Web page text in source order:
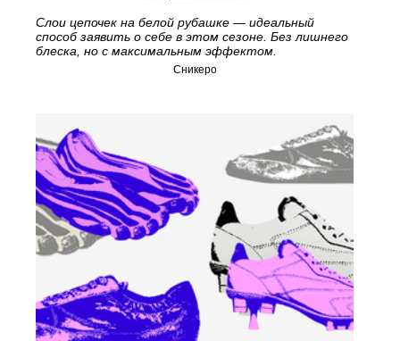
Слои цепочек на белой рубашке — идеальный
способ заявить о себе в этом сезоне. Без лишнего
блеска, но с максимальным эффектом.
Сникеро